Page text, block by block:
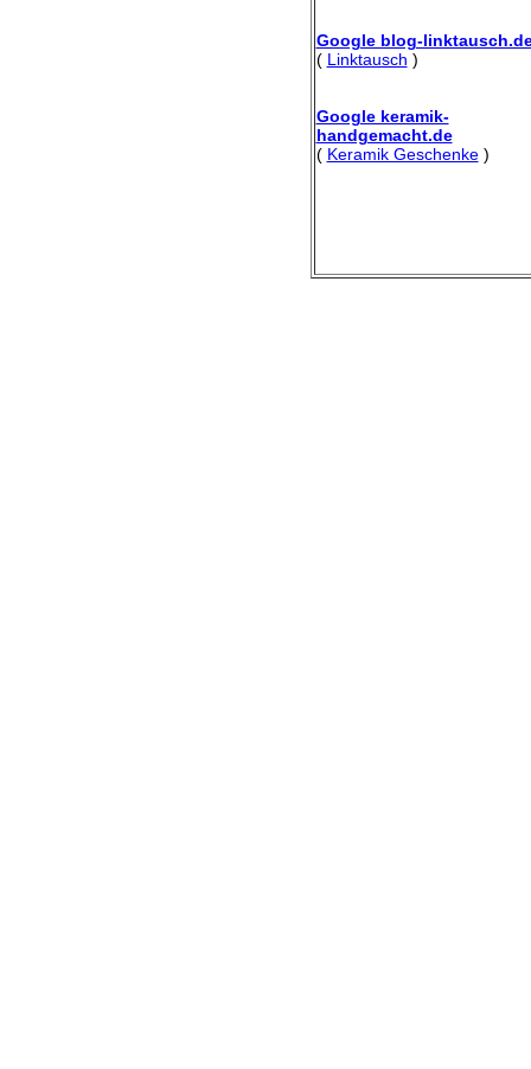
Google blog-
( Linktausch )
Google keramik-
handgemacht.de
( Keramik Geschenke)